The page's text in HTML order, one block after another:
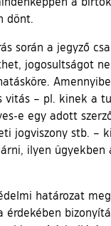
dönt.
során a jegyző
jogosultságot
vitás – pl. kinek a
e egy adott
jogviszony stb. –
ilyen ügyekben
határozat
érdekében